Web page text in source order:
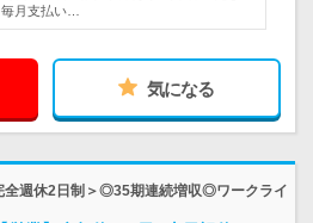
月支払い…
気になる
全週休2日制＞◎35期連続増収◎ワークライ